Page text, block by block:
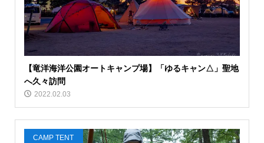
【竜洋海洋公園オートキャンプ場】「ゆるキャン△」聖地
へ久々訪問
2022.02.03
CAMP TENT